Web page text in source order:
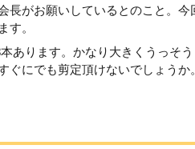
長がお願いしているとのこと。今
す。
あります。かなり大きくうっそ
にでも剪定頂けないでしょうか